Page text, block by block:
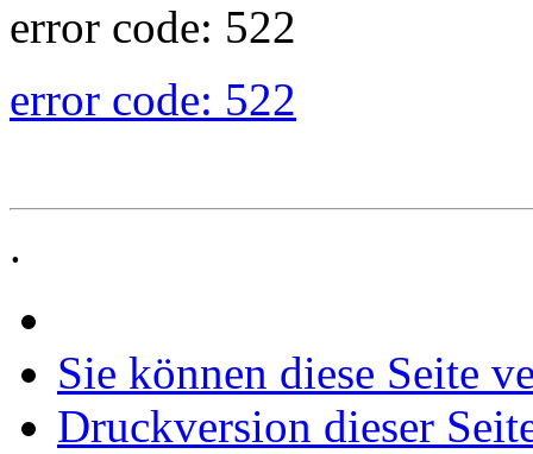
error code: 522
error code: 522
.
Sie können diese Seite
Druckversion dieser